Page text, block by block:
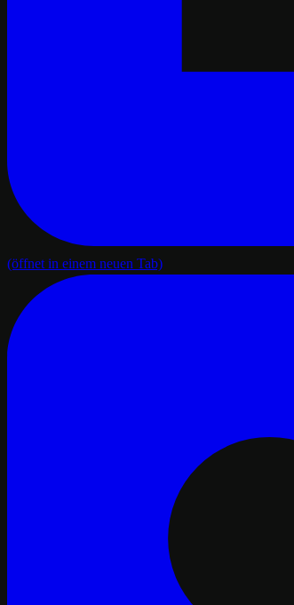
(öffnet in einem neuen Tab)